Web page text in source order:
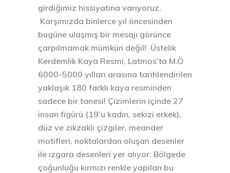
girdiğimiz hissiyatına varıyoruz.
Karşımızda binlerce yıl öncesinden
bugüne ulaşmış bir mesajı görünce
çarpılmamak mümkün değil! Üstelik
Kerdemlik Kaya Resmi, Latmos’ta M.Ö
6000-5000 yılları arasına tarihlendirilen
yaklaşık 180 farklı kaya resminden
sadece bir tanesi! Çizimlerin içinde 27
insan figürü (19’u kadın, sekizi erkek),
düz ve zikzaklı çizgiler, meander
motifleri, noktalardan oluşan desenler
ile ızgara desenleri yer alıyor. Bölgede
çoğunluğu kırmızı renkle yapılan bu